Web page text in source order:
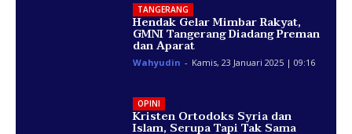
TANGERANG
Hendak Gelar Mimbar Rakyat,
GMNI Tangerang Diadang Preman
dan Aparat
Wahyudin - Kamis, 23 Januari 2025 | 09:16
OPINI
Kristen Ortodoks Syria dan
Islam, Serupa Tapi Tak Sama